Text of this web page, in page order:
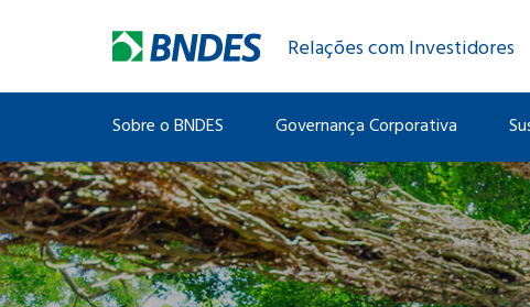
Relações com Investidores
Sobre o BNDES Governança Corporativa